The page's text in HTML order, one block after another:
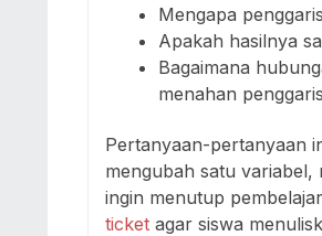
Mengapa
Apakah hasilnya
Bagaimana
menahan
Pertanyaan-pertanyaan
mengubah satu variabel,
ingin menutup
ticket agar siswa